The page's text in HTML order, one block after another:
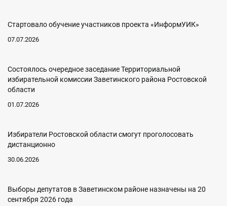
Стартовало обучение участников проекта «ИнформУИК»
07.07.2026
Состоялось очередное заседание Территориальной
избирательной комиссии Заветинского района Ростовской
области
01.07.2026
Избиратели Ростовской области смогут проголосовать
дистанционно
30.06.2026
Выборы депутатов в Заветинском районе назначены на 20
сентября 2026 года